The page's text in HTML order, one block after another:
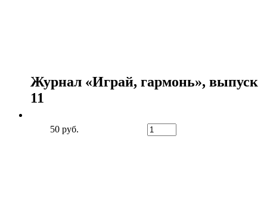
Журнал «Играй, гармонь», выпуск
11
50 руб.